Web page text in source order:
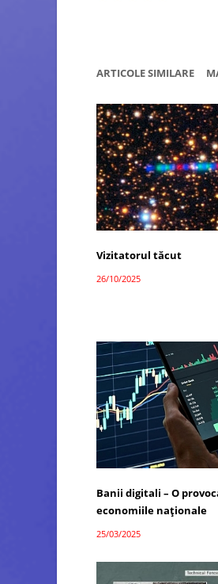
ARTICOLE SIMILARE
Vizitatorul tăcut
26/10/2025
Banii digitali – O
economiile naționale
25/03/2025